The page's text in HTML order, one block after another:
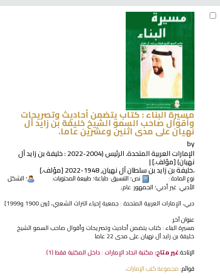
مسيرة البناء : كتاب يتضمن أحاديث وتصريحات
وأقوال صاحب السمو الشيخ خليفة بن زايد آل
نهيان على مدى اثنين وعشرين عاما.
by
الإمارات العربية المتحدة. الرئيس (2004-2022 : خليفة بن زايد آل
نهيان)[مؤلف.]
،خليفة بن زايد بن سلطان آل نهيان, 1948-2022 [مؤلف.]
نوع المادة : نص؛ التنسيق: طباعة؛ طبيعة المحتويات: ؛ الشكل
الأدبي: غير أدبي؛ الجمهور: عام;
دبي، الإمارات العربية المتحدة : جمعية إحياء التراث الشعبي، [بين 1900 و1999]
عنوان آخر:
مسيرة البناء : كتاب يتضمن أحاديث وتصريحات وأقوال صاحب السمو الشيخ
خليفة بن زايد آل نهيان على مدى 22 عاما
الإتاحة:غير متاح: مكتبة اتحاد الإمارات : داخل المكتبة فقط(1).
قوائم: مجموعة كتب الإمارات.